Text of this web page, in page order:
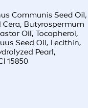
Communis Seed Oil,
Butyrospermum
Oil, Tocopherol,
Seed Oil, Lecithin,
Pearl,
15850